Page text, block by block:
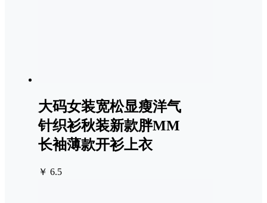
大码女装宽松显瘦洋气
针织衫秋装新款胖MM
长袖薄款开衫上衣
￥ 6.5